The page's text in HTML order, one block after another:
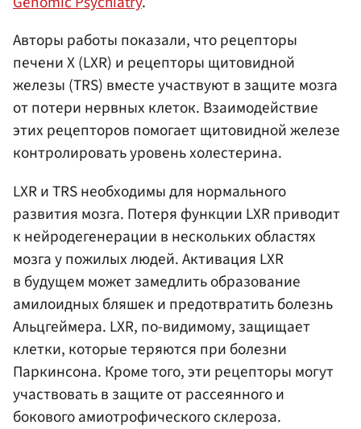
Авторы работы показали, что рецепторы
печени X (LXR) и рецепторы щитовидной
железы (TRS) вместе участвуют в защите мозга
от потери нервных клеток. Взаимодействие
этих рецепторов помогает щитовидной железе
контролировать уровень холестерина.
LXR и TRS необходимы для нормального
развития мозга. Потеря функции LXR приводит
к нейродегенерации в нескольких областях
мозга у пожилых людей. Активация LXR
в будущем может замедлить образование
амилоидных бляшек и предотвратить болезнь
Альцгеймера. LXR, по-видимому, защищает
клетки, которые теряются при болезни
Паркинсона. Кроме того, эти рецепторы могут
участвовать в защите от рассеянного и
бокового амиотрофического склероза.